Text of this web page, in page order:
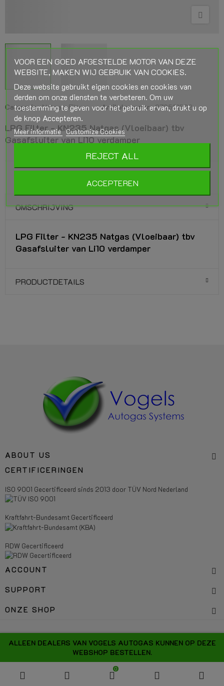
ALLEEN DEALERS VAN VOGELS AUTOGAS KUNNEN OP DEZE
WEBSHOP BESTELLEN.
0
Categorie: Natgas-Filters Artikelnummer: 279501502
LPG Filter - KN235 Natgas (Vloeibaar) tbv
Gasafsluiter van Li10 verdamper
OMSCHRIJVING
LPG Filter - KN235 Natgas (Vloeibaar) tbv
Gasafsluiter van Li10 verdamper
PRODUCTDETAILS
ABOUT US
CERTIFICERINGEN
ISO 9001 Gecertificeerd sinds 2013 door TÜV Nord Nederland
Kraftfahrt-Bundesamt Gecertificeerd
RDW Gecertificeerd
ACCOUNT
SUPPORT
ONZE SHOP
VOOR EEN GOED AFGESTELDE MOTOR VAN DEZE
WEBSITE, MAKEN WIJ GEBRUIK VAN COOKIES.
Deze website gebruikt eigen cookies en cookies van
derden om onze diensten te verbeteren. Om uw
toestemming te geven voor het gebruik ervan, drukt u op
de knop Accepteren.
Meer informatie Customize Cookies
REJECT ALL
ACCEPTEREN